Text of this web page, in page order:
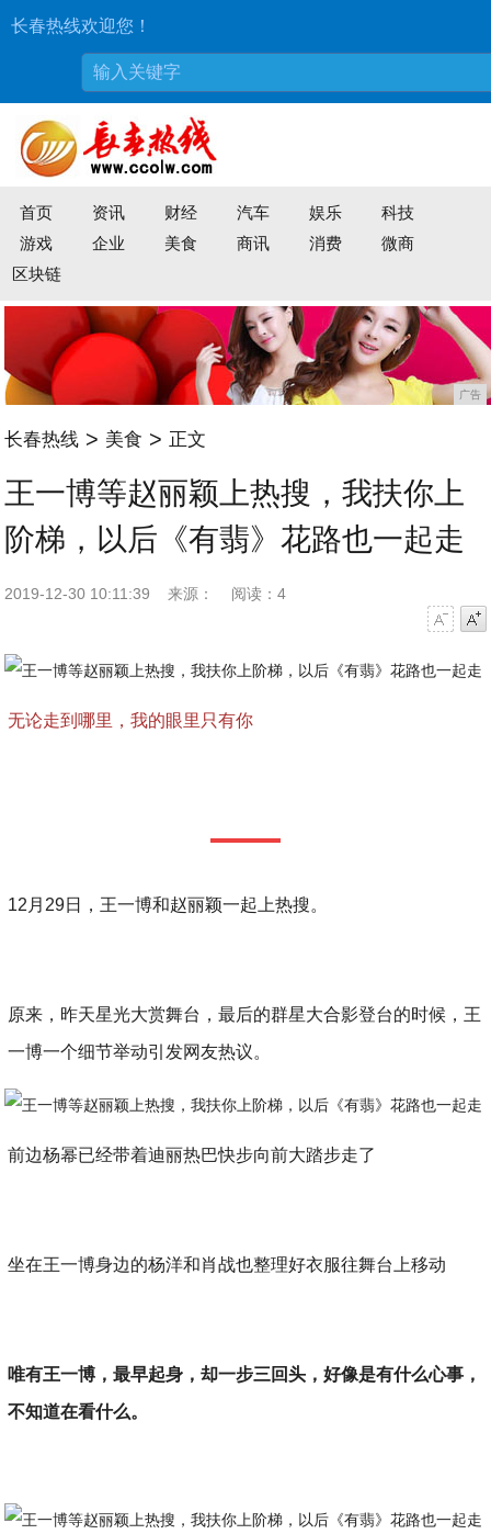
长春热线欢迎您！
首页 资讯 财经 汽车 娱乐
科技
游戏
企业 美食 商讯 消费
微商
区块链
广告
长春热线 > 美食 > 正文
王一博等赵丽颖上热搜，我扶你上
阶梯，以后《有翡》花路也一起走
2019-12-30 10:11:39 来源：
阅读：4
无论走到哪里，我的眼里只有你
12月29日，王一博和赵丽颖一起上热搜。
原来，昨天星光大赏舞台，最后的群星大合影登台的时候，王
一博一个细节举动引发网友热议。
前边杨幂已经带着迪丽热巴快步向前大踏步走了
坐在王一博身边的杨洋和肖战也整理好衣服往舞台上移动
唯有王一博，最早起身，却一步三回头，好像是有什么心事，
不知道在看什么。